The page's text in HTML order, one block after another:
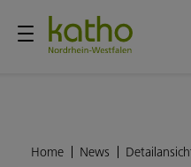
Home News